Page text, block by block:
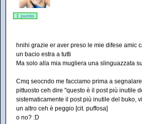
1 punto
hnihi grazie er aver preso le mie difese amic
un bacio estra a tutti
Ma solo alla mia mugliera una slinguazzata
Cmq seocndo me facciamo prima a
pittuosto ceh dire "questo è il post più inutile
sistematicamente il post più inutile del buko,
un altro ceh è peggio [cit. puffosa]
o no? :D